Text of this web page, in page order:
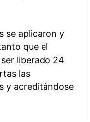
se aplicaron y
que el
liberado 24
las
y acreditándose